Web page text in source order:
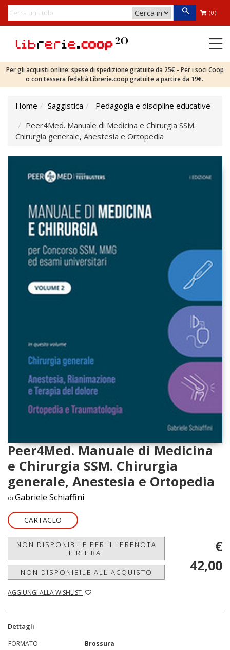
(0)
Per gli acquisti online: spese di spedizione gratuite da 25€ - Per i soci Coop
o con tessera fedeltà Librerie.coop gratuite a partire da 19€.
Home Saggistica
Pedagogia e discipline educative
Peer4Med. Manuale di Medicina e Chirurgia SSM.
Chirurgia generale, Anestesia e Ortopedia
Peer4Med. Manuale di Medicina
e Chirurgia SSM. Chirurgia
generale, Anestesia e Ortopedia
di Gabriele Schiaffini
CARTACEO
NON DISPONIBILE PER IL 'PRENOTA
E RITIRA'
NON DISPONIBILE ALL'ACQUISTO
AGGIUNGI ALLA WISHLIST
€
42,00
Dettagli
FORMATO
Brossura